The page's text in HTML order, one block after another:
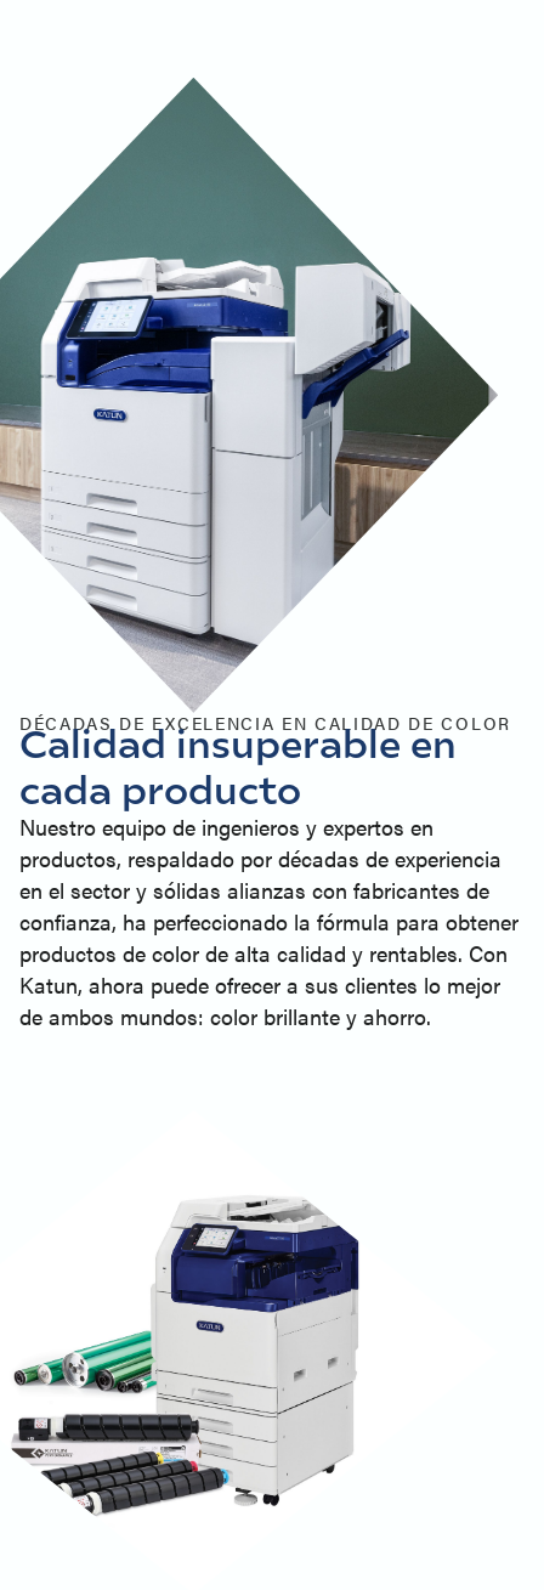
DÉCADAS DE EXCELENCIA EN CALIDAD DE COLOR
Calidad insuperable en
cada producto
Nuestro equipo de ingenieros y expertos en
productos, respaldado por décadas de experiencia
en el sector y sólidas alianzas con fabricantes de
confianza, ha perfeccionado la fórmula para obtener
productos de color de alta calidad y rentables. Con
Katun, ahora puede ofrecer a sus clientes lo mejor
de ambos mundos: color brillante y ahorro.